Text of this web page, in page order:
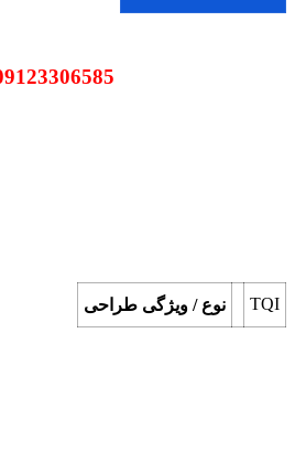
نوع / ویژگی طراحی TQI